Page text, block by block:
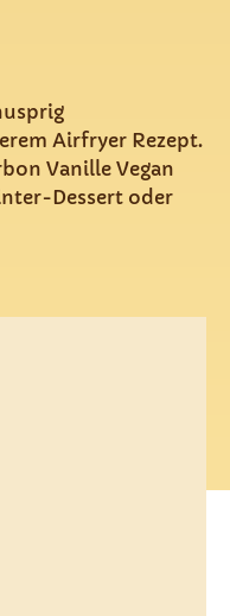
Airfryer Rezept.
Vanille Vegan
Dessert oder